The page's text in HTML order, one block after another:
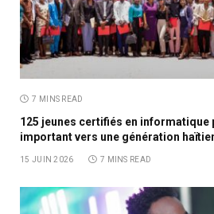
7 MINS READ
125 jeunes certifiés en informatique
important vers une génération
15 JUIN 2026 7 MINS READ